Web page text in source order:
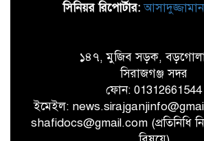
সিনিয়র রিপোর্টার: আসাদুজ্জামান
১৪৭, মুজিব সড়ক, বড়গোলা
সিরাজগঞ্জ সদর
ফোন: 01312661544
ইমেইল:
shafidocs@gmail.com (প্রতিনিধি